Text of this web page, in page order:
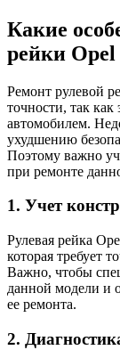
Какие
рейки Opel
Ремонт рулевой
точности, так
автомобилем.
ухудшению
Поэтому важно
при ремонте
1. Учет
Рулевая рейка
которая требует
Важно, чтобы
данной модели и
ее ремонта.
2.